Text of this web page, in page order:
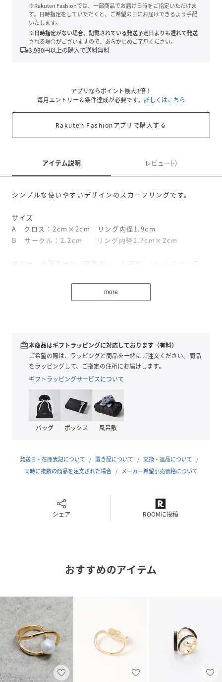
※Rakuten Fashionでは、一部商品でお届け日時をご指定いただけま
す。日時指定をしていただくと、ご希望の日にお届けできるよう手配
いたします。
※日時指定がない場合、記載されている発送予定日よりも遅れて発送
される場合がございますので、あらかじめご了承ください。
local_shipping3,980円以上の購入で送料無料
アプリならポイント最大3倍！
毎月エントリー＆条件達成が必要です。 詳しくはこちら
Rakuten Fashionアプリで購入する
アイテム説明 レビュー(-)
シンプルな使いやすいデザインのスカーフリングです。
サイズ
A クロス：2cm×2cm リング内径1.9cm
B サークル：2.2cm リング内径1.7cm×2cm
母の日 お誕生日祝い卒業祝い 入学祝 バレンタインデ
敬老の日還暦 古希 喜寿 傘寿 八十寿 卒寿 白寿など
の プレゼントにもピッタリです。
素材 合金
サイズ FREE
SE9350_SZT
(SZT-SR2-AGD-F SE9350
more
redeem本商品はギフトラッピングに対応しております（有料）
ご希望の際は、ラッピングと商品を一緒にご注文ください。商品
をラッピングして、ご指定の住所にお届けします。
ギフトラッピングサービスについて
バッグ ボックス 風呂敷
発送日・在庫表記について 置き配について
交換・返品について
同時に複数の商品を注文された場合
メーカー希望小売価格について
シェア ROOMに投稿
おすすめのアイテム